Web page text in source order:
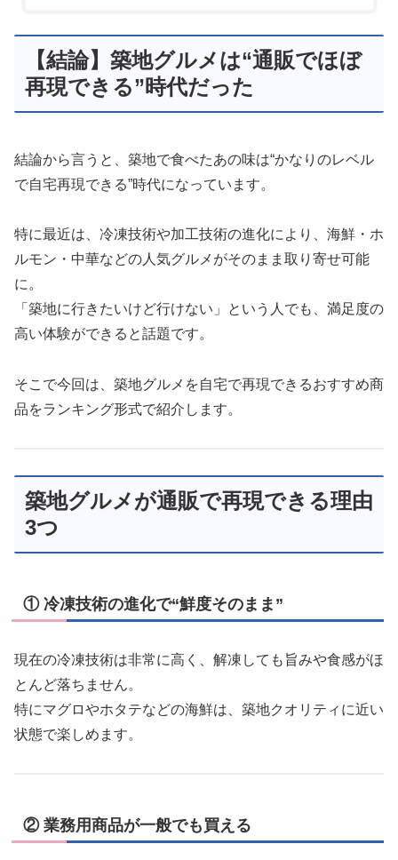
【結論】築地グルメは“通販でほぼ
再現できる”時代だった
結論から言うと、築地で食べたあの味は“かなりのレベル
で自宅再現できる”時代になっています。
特に最近は、冷凍技術や加工技術の進化により、海鮮・ホ
ルモン・中華などの人気グルメがそのまま取り寄せ可能
に。
「築地に行きたいけど行けない」という人でも、満足度の
高い体験ができると話題です。
そこで今回は、築地グルメを自宅で再現できるおすすめ商
品をランキング形式で紹介します。
築地グルメが通販で再現できる理由
3つ
① 冷凍技術の進化で“鮮度そのまま”
現在の冷凍技術は非常に高く、解凍しても旨みや食感がほ
とんど落ちません。
特にマグロやホタテなどの海鮮は、築地クオリティに近い
状態で楽しめます。
② 業務用商品が一般でも買える